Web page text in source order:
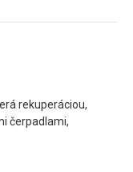
rekuperáciou,
čerpadlami,